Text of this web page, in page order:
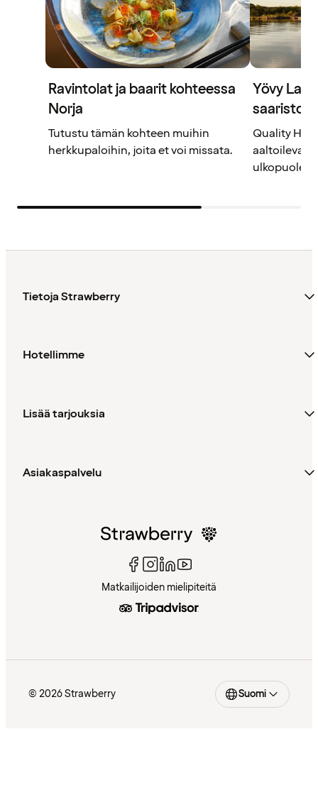
Ravintolat ja baarit kohteessa
Norja
Tutustu tämän kohteen muihin
herkkupaloihin, joita et voi missata.
Yövy
Quality
aaltoileva
Tietoja Strawberry
Hotellimme
Lisää tarjouksia
Asiakaspalvelu
Matkailijoiden mielipiteitä
© 2026 Strawberry Suomi